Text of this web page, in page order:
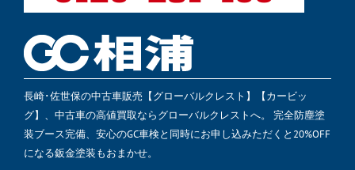
長崎･佐世保の中古車販売【グローバルクレスト】【カービッ
グ】、中古車の高値買取ならグローバルクレストへ。 完全防塵塗
装ブース完備、安心のGC車検と同時にお申し込みただくと20%OFF
になる鈑金塗装もおまかせ。